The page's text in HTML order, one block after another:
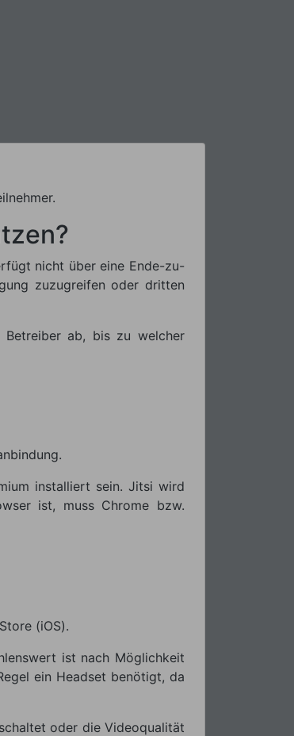
nicht über eine Ende-zu-
zuzugreifen oder dritten
Betreiber ab, bis zu welcher
installiert sein. Jitsi wird
ist, muss Chrome bzw.
(iOS).
ist nach Möglichkeit
ein Headset benötigt, da
oder die Videoqualität